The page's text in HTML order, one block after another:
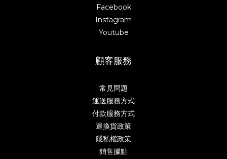
Facebook
Instagram
Youtube
顧客服務
常見問題
運送服務方式
付款服務方式
退換貨政策
隱私權政策
銷售據點